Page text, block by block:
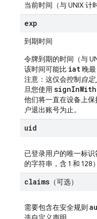
当前时间（与 UNIX 计
exp
到期时间
令牌到期的时间（与
该时间可能比 iat晚
注意：这仅会控制自
旦您使用 signInWith
他们将一直在设备上
户退出账号为止。
uid
已登录用户的唯一标识
的字符串，含 1 和 128
claims （可选）
需要包含在安全规则